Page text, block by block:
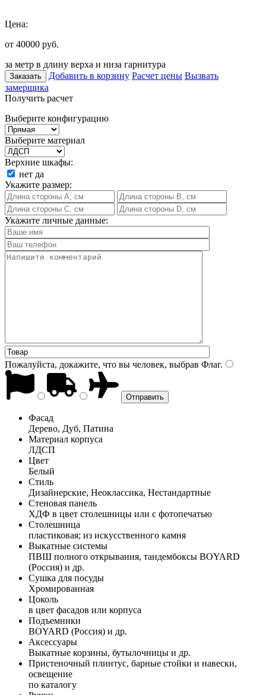
Цена:
от 40000 руб.
за метр в длину верха и низа гарнитура
Заказать Добавить в корзину Расчет цены Вызвать
замерщика
Получить расчет
Выберите конфигурацию
Выберите материал
Верхние шкафы:
нет да
Укажите размер:
Укажите личные данные:
Пожалуйста, докажите, что вы человек, выбрав Флаг.
Фасад
Дерево, Дуб, Патина
Материал корпуса
ЛДСП
Цвет
Белый
Стиль
Дизайнерские, Неоклассика, Нестандартные
Стеновая панель
ХДФ в цвет столешницы или с фотопечатью
Столешница
пластиковая; из искусственного камня
Выкатные системы
ПВШ полного открывания, тандембоксы BOYARD
(Россия) и др.
Сушка для посуды
Хромированная
Цоколь
в цвет фасадов или корпуса
Подъемники
BOYARD (Россия) и др.
Аксессуары
Выкатные корзины, бутылочницы и др.
Пристеночный плинтус, барные стойки и навески,
освещение
по каталогу